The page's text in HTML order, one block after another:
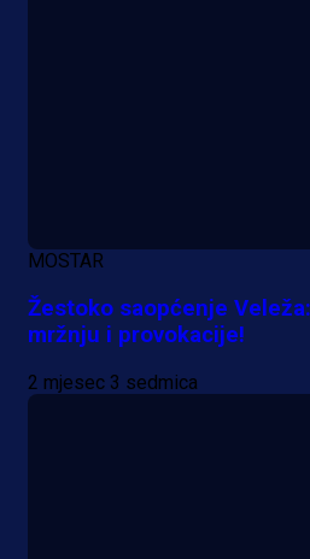
MOSTAR
Žestoko saopćenje
mržnju i provokacije!
2 mjesec 3 sedmica